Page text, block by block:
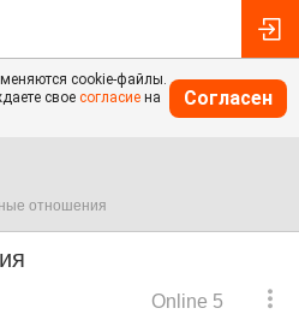
cookie-файлы.
свое согласие на
Согласен
отношения
Online 5